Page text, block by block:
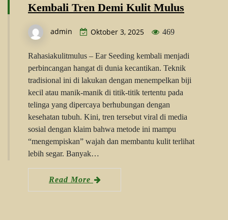
Kembali Tren Demi Kulit Mulus
admin Oktober 3, 2025 469
Rahasiakulitmulus – Ear Seeding kembali menjadi
perbincangan hangat di dunia kecantikan. Teknik
tradisional ini di lakukan dengan menempelkan biji
kecil atau manik-manik di titik-titik tertentu pada
telinga yang dipercaya berhubungan dengan
kesehatan tubuh. Kini, tren tersebut viral di media
sosial dengan klaim bahwa metode ini mampu
“mengempiskan” wajah dan membantu kulit terlihat
lebih segar. Banyak…
Read More